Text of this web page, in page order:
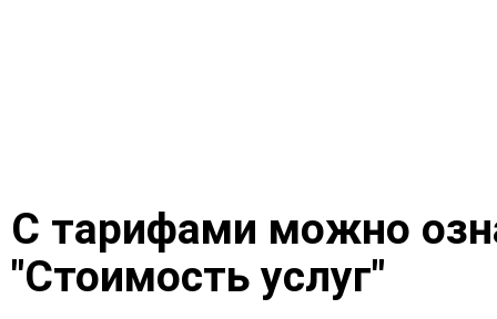
С тарифами можно
"Стоимость услуг"